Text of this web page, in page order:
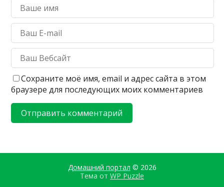
Сохраните моё имя, email и адрес сайта в этом
браузере для последующих моих комментариев
Домашний портал © 2026
Тема от WP Puzzle